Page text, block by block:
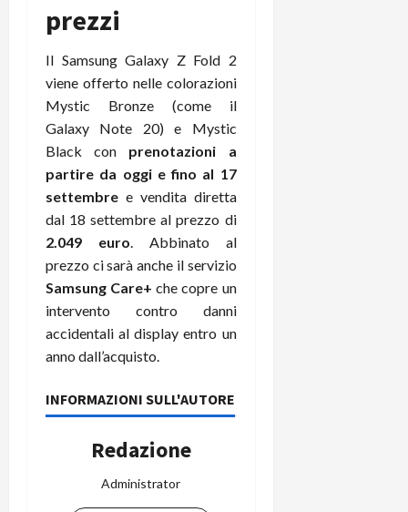
prezzi
Il Samsung Galaxy Z Fold 2
viene offerto nelle colorazioni
Mystic Bronze (come il
Galaxy Note 20) e Mystic
Black con prenotazioni a
partire da oggi e fino al 17
settembre e vendita diretta
dal 18 settembre al prezzo di
2.049 euro . Abbinato al
prezzo ci sarà anche il servizio
Samsung Care+ che copre un
intervento contro danni
accidentali al display entro un
anno dall’acquisto.
INFORMAZIONI SULL'AUTORE
Redazione
Administrator